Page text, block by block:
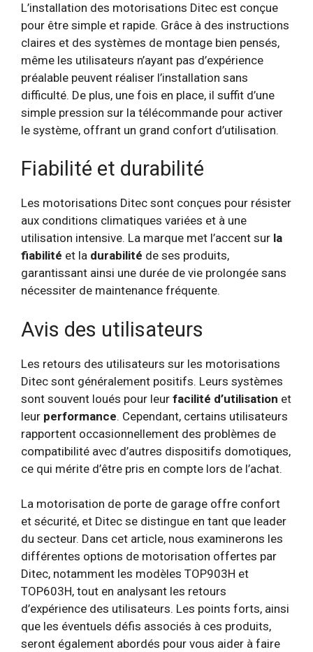
L’installation des motorisations Ditec est conçue
pour être simple et rapide. Grâce à des instructions
claires et des systèmes de montage bien pensés,
même les utilisateurs n’ayant pas d’expérience
préalable peuvent réaliser l’installation sans
difficulté. De plus, une fois en place, il suffit d’une
simple pression sur la télécommande pour activer
le système, offrant un grand confort d’utilisation.
Fiabilité et durabilité
Les motorisations Ditec sont conçues pour résister
aux conditions climatiques variées et à une
utilisation intensive. La marque met l’accent sur la
fiabilité et la durabilité de ses produits,
garantissant ainsi une durée de vie prolongée sans
nécessiter de maintenance fréquente.
Avis des utilisateurs
Les retours des utilisateurs sur les motorisations
Ditec sont généralement positifs. Leurs systèmes
sont souvent loués pour leur facilité d’utilisation et
leur performance. Cependant, certains utilisateurs
rapportent occasionnellement des problèmes de
compatibilité avec d’autres dispositifs domotiques,
ce qui mérite d’être pris en compte lors de l’achat.
La motorisation de porte de garage offre confort
et sécurité, et Ditec se distingue en tant que leader
du secteur. Dans cet article, nous examinerons les
différentes options de motorisation offertes par
Ditec, notamment les modèles TOP903H et
TOP603H, tout en analysant les retours
d’expérience des utilisateurs. Les points forts, ainsi
que les éventuels défis associés à ces produits,
seront également abordés pour vous aider à faire